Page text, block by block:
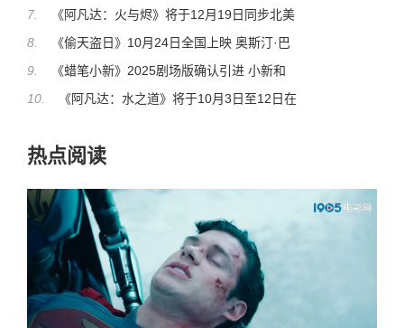
7.
《阿凡达：火与烬》将于12月19日同步北美
8.
《偷天盗日》10月24日全国上映 奥斯汀·巴
9.
《蜡笔小新》2025剧场版确认引进 小新和
10.
《阿凡达：水之道》将于10月3日至12日在
热点阅读